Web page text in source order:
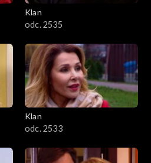
Klan
odc. 2535
Klan
odc. 2533